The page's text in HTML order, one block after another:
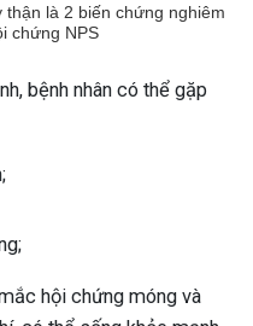
là 2 biến chứng nghiêm
chứng NPS
bệnh nhân có thể gặp
hội chứng móng và